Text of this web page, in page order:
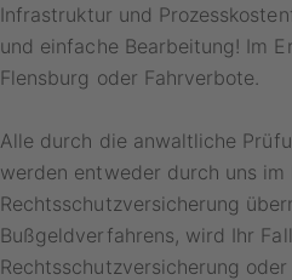
Infrastruktur und
und einfache Bearbeitung! Im
Flensburg oder Fahrverbote.
Alle durch die anwaltliche
werden entweder durch uns im
Rechtsschutzversicherung
Bußgeldverfahrens, wird Ihr
Rechtsschutzversicherung